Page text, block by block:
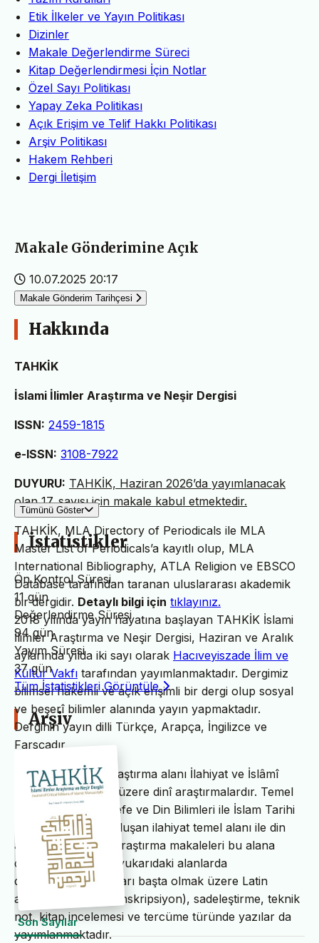
Etik İlkeler ve Yayın Politikası
Dizinler
Makale Değerlendirme Süreci
Kitap Değerlendirmesi İçin Notlar
Özel Sayı Politikası
Yapay Zeka Politikası
Açık Erişim ve Telif Hakkı Politikası
Arşiv Politikası
Hakem Rehberi
Dergi İletişim
Makale Gönderimine Açık
10.07.2025 20:17
Makale Gönderim Tarihçesi
Hakkında
TAHKİK
İslami İlimler Araştırma ve Neşir Dergisi
ISSN: 2459-1815
e-ISSN: 3108-7922
DUYURU: TAHKİK, Haziran 2026’da yayımlanacak
olan 17. sayısı için makale kabul etmektedir.
TAHKİK, MLA Directory of Periodicals ile MLA
Master List of Periodicals’a kayıtlı olup, MLA
International Bibliography, ATLA Religion ve EBSCO
Database tarafından taranan uluslararası akademik
bir dergidir. Detaylı bilgi için tıklayınız.
2018 yılında yayın hayatına başlayan TAHKİK İslami
İlimler Araştırma ve Neşir Dergisi, Haziran ve Aralık
aylarında yılda iki sayı olarak Hacıveyiszade İlim ve
Kültür Vakfı tarafından yayımlanmaktadır. Dergimiz
bilimsel hakemli ve açık erişimli bir dergi olup sosyal
ve beşerî bilimler alanında yayın yapmaktadır.
Derginin yayın dilli Türkçe, Arapça, İngilizce ve
Farsçadır.
TAHKİK’in temel araştırma alanı İlahiyat ve İslâmî
ilimler başta olmak üzere dinî araştırmalardır. Temel
İslam Bilimleri, Felsefe ve Din Bilimleri ile İslam Tarihi
ve Sanatları’ndan oluşan ilahiyat temel alanı ile din
alanındaki bilimsel araştırma makaleleri bu alana
dâhildir. TAHKİK’te yukarıdaki alanlarda
değerlendirme yazıları başta olmak üzere Latin
alfabesine nakil (transkripsiyon), sadeleştirme, teknik
not, kitap incelemesi ve tercüme türünde yazılar da
yayımlanmaktadır.
Tümünü Göster
İstatistikler
Ön Kontrol Süresi
11 gün
Değerlendirme Süresi
94 gün
Yayım Süresi
37 gün
Tüm İstatistikleri Görüntüle
Arşiv
Son Sayılar